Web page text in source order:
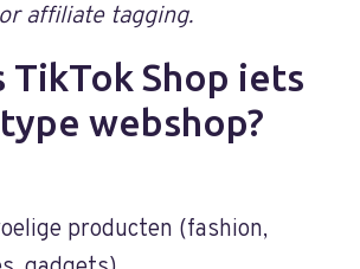
affiliate tagging.
TikTok Shop iets
webshop?
producten (fashion,